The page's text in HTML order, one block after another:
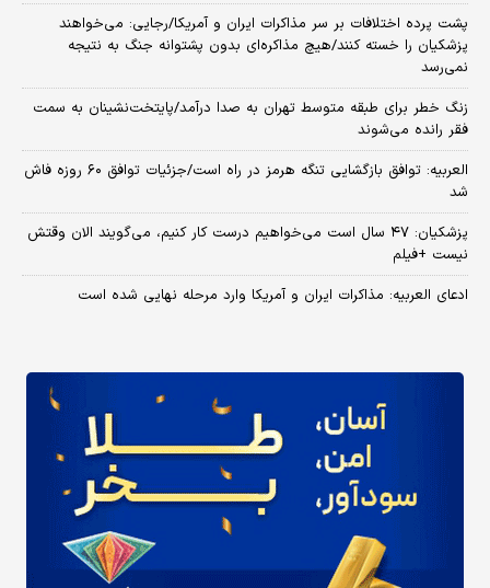
پشت پرده اختلافات بر سر مذاکرات ایران و آمریکا/رجایی: می‌خواهند
پزشکیان را خسته کنند/هیچ مذاکره‌ای بدون پشتوانه جنگ به نتیجه
نمی‌رسد
زنگ خطر برای طبقه متوسط تهران به صدا درآمد/پایتخت‌نشینان به سمت
فقر رانده می‌شوند
العربیه: توافق بازگشایی تنگه هرمز در راه است/جزئیات توافق ۶۰ روزه فاش
شد
پزشکیان: ۴۷ سال است می‌خواهیم درست کار کنیم، می‌گویند الان وقتش
نیست +فیلم
ادعای العربیه: مذاکرات ایران و آمریکا وارد مرحله نهایی شده است